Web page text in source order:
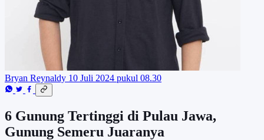
Bryan Reynaldy 10 Juli 2024 pukul 08.30
6 Gunung Tertinggi di Pulau Jawa,
Gunung Semeru Juaranya